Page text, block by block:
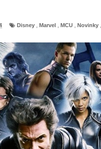
Disney Marvel MCU Novinky